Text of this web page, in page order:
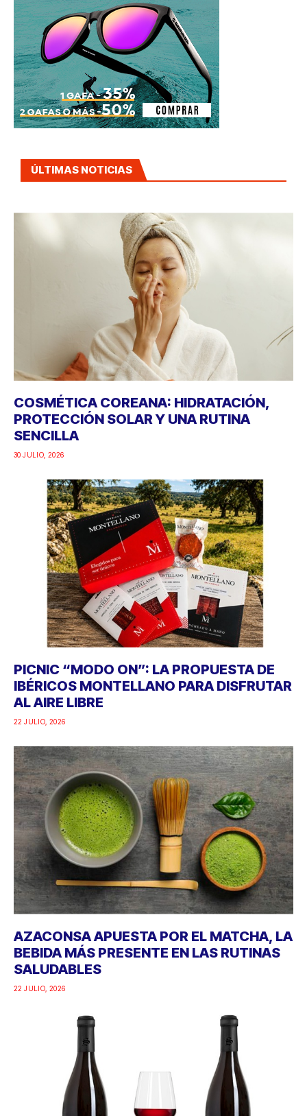
ÚLTIMAS NOTICIAS
COSMÉTICA COREANA: HIDRATACIÓN,
PROTECCIÓN SOLAR Y UNA RUTINA
SENCILLA
30 JULIO, 2026
PICNIC “MODO ON”: LA PROPUESTA DE
IBÉRICOS MONTELLANO PARA DISFRUTAR
AL AIRE LIBRE
22 JULIO, 2026
AZACONSA APUESTA POR EL MATCHA, LA
BEBIDA MÁS PRESENTE EN LAS RUTINAS
SALUDABLES
22 JULIO, 2026